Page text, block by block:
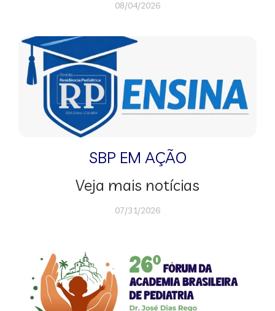
08/04/2026
SBP EM AÇÃO
Veja mais notícias
07/31/2026